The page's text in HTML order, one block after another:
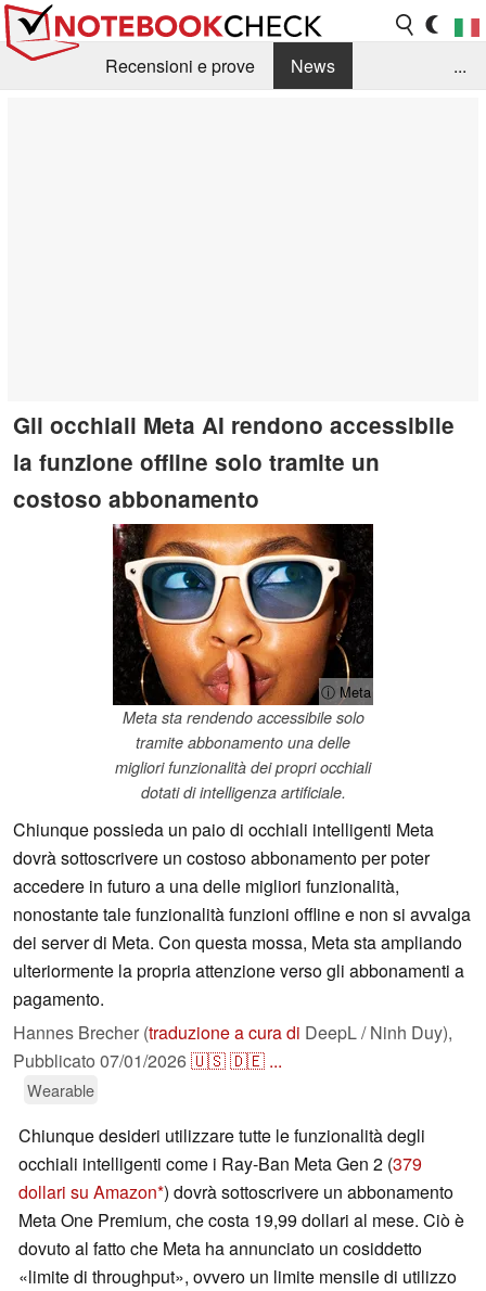
Recensioni e prove
News
...
Gli occhiali Meta AI rendono accessibile
la funzione offline solo tramite un
costoso abbonamento
ⓘ Meta
Meta sta rendendo accessibile solo
tramite abbonamento una delle
migliori funzionalità dei propri occhiali
dotati di intelligenza artificiale.
Chiunque possieda un paio di occhiali intelligenti Meta
dovrà sottoscrivere un costoso abbonamento per poter
accedere in futuro a una delle migliori funzionalità,
nonostante tale funzionalità funzioni offline e non si avvalga
dei server di Meta. Con questa mossa, Meta sta ampliando
ulteriormente la propria attenzione verso gli abbonamenti a
pagamento.
Hannes Brecher (traduzione a cura di DeepL / Ninh Duy),
Pubblicato 07/01/2026🇺🇸🇩🇪 ...
Wearable
Chiunque desideri utilizzare tutte le funzionalità degli
occhiali intelligenti come i Ray-Ban Meta Gen 2 (379
dollari su Amazon ) dovrà sottoscrivere un abbonamento
Meta One Premium, che costa 19,99 dollari al mese. Ciò è
dovuto al fatto che Meta ha annunciato un cosiddetto
«limite di throughput», ovvero un limite mensile di utilizzo